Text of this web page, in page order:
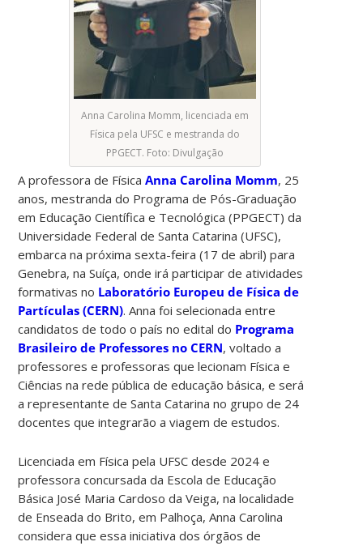
Anna Carolina Momm, licenciada em
Física pela UFSC e mestranda do
PPGECT. Foto: Divulgação
A professora de FísicaAnna Carolina Momm, 25
anos, mestranda do Programa de Pós-Graduação
em Educação Científica e Tecnológica (PPGECT) da
Universidade Federal de Santa Catarina (UFSC),
embarca na próxima sexta-feira (17 de abril) para
Genebra, na Suíça, onde irá participar de atividades
formativas no Laboratório Europeu de Física de
Partículas (CERN). Anna foi selecionada entre
candidatos de todo o país no edital do Programa
Brasileiro de Professores no CERN, voltado a
professores e professoras que lecionam Física e
Ciências na rede pública de educação básica, e será
a representante de Santa Catarina no grupo de 24
docentes que integrarão a viagem de estudos.
Licenciada em Física pela UFSC desde 2024 e
professora concursada da Escola de Educação
Básica José Maria Cardoso da Veiga, na localidade
de Enseada do Brito, em Palhoça, Anna Carolina
considera que essa iniciativa dos órgãos de